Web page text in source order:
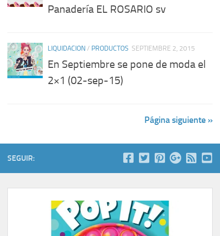
Panadería EL ROSARIO sv
LIQUIDACION/ PRODUCTOS SEPTIEMBRE 2, 2015
En Septiembre se pone de moda el
2×1 (02-sep-15)
Página siguiente »
SEGUIR: